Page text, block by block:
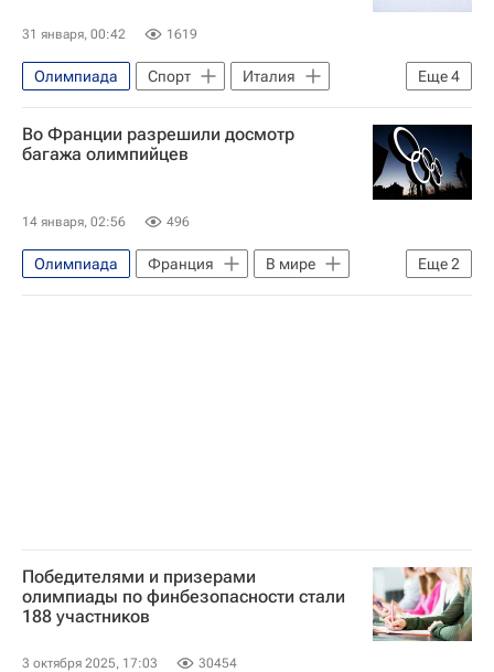
31 января, 00:42 1619
Еще4
Олимпиада Спорт
Италия
Милан
Кортина-д'Ампеццо
Зимние Олимпийские игры 2026
Во Франции разрешили досмотр
багажа олимпийцев
14 января, 02:56 496
Еще2
Олимпиада Франция
В мире
Спорт
Вокруг спорта
Победителями и призерами
олимпиады по финбезопасности стали
188 участников
3 октября 2025, 17:03 30454